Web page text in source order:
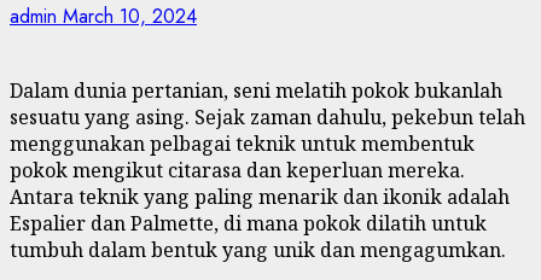
admin March 10, 2024
Dalam dunia pertanian, seni melatih pokok bukanlah
sesuatu yang asing. Sejak zaman dahulu, pekebun telah
menggunakan pelbagai teknik untuk membentuk
pokok mengikut citarasa dan keperluan mereka.
Antara teknik yang paling menarik dan ikonik adalah
Espalier dan Palmette, di mana pokok dilatih untuk
tumbuh dalam bentuk yang unik dan mengagumkan.